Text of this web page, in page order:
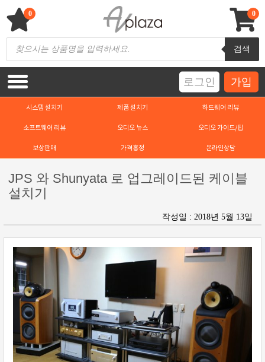
content
AV 플라자
하이파이 / 홈씨어터 전문 쇼핑몰
Products
search
검색
0
0
로그인 가입
시스템 설치기 제품 설치기 하드웨어 리뷰
소프트웨어 리뷰 오디오 뉴스 오디오 가이드/팁
보상판매 가격흥정 온라인상담
JPS 와 Shunyata 로 업그레이드된 케이블
설치기
작성일 : 2018년 5월 13일